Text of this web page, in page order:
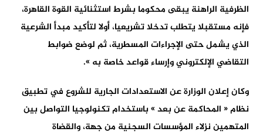
الظرفية الراهنة يبقى محكوما بشرط استثنائية القوة القاهرة،
فإنه مستقبلا يتطلب تدخلا تشريعيا، أولا لتأكيد مبدأ الشرعية
الذي يشمل حتى الإجراءات المسطرية، ثم لوضع ضوابط
التقاضي الإلكتروني وإرساء قواعد خاصة به ».
وكان إعلان الوزارة عن الاستعدادات الجارية للشروع في تطبيق
نظام « المحاكمة عن بعد » باستخدام تكنولوجيا التواصل بين
المتهمين نزلاء المؤسسات السجنية من جهة، والقضاة